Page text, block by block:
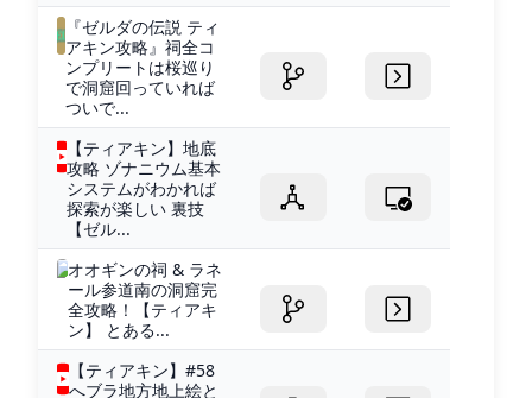
『ゼルダの伝説 ティ
アキン攻略』祠全コ
ンプリートは桜巡り
で洞窟回っていれば
ついで...
【ティアキン】地底
攻略 ゾナニウム基本
システムがわかれば
探索が楽しい 裏技
【ゼル...
オオギンの祠 & ラネ
ール参道南の洞窟完
全攻略！【ティアキ
ン】 とある...
【ティアキン】#58
へブラ地方地上絵と